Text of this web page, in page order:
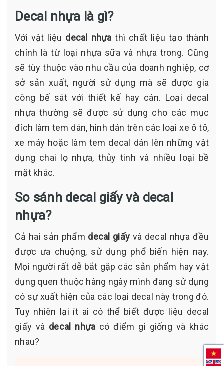
Decal nhựa là gì?
Với vật liệu decal nhựathì chất liệu tạo thành
chính là từ loại nhựa sữa và nhựa trong. Cũng
sẽ tùy thuộc vào nhu cầu của doanh nghiệp, cơ
sở sản xuất, người sử dụng mà sẽ được gia
công bế sát với thiết kế hay cán. Loại decal
nhựa thường sẽ được sử dụng cho các mục
đích làm tem dán, hình dán trên các loại xe ô tô,
xe máy hoặc làm tem decal dán lên những vật
dụng chai lọ nhựa, thủy tinh và nhiều loại bề
mặt khác.
So sánh decal giấy và decal
nhựa?
Cả hai sản phẩm decal giấy và decal nhựa đều
được ưa chuộng, sử dụng phổ biến hiện nay.
Mọi người rất dễ bắt gặp các sản phẩm hay vật
dụng quen thuộc hàng ngày mình đang sử dụng
có sự xuất hiện của các loại decal này trong đó.
Tuy nhiên lại ít ai có thể biết được liệu decal
giấy và decal nhựa có điểm gì giống và khác
nhau?